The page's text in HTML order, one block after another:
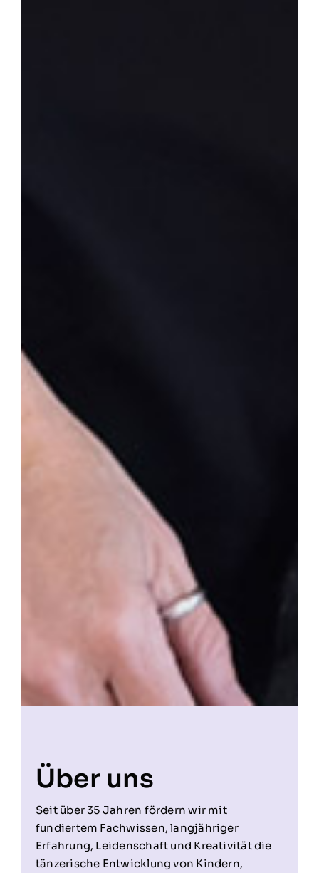
Über uns
Seit über 35 Jahren fördern wir mit
fundiertem Fachwissen, langjähriger
Erfahrung, Leidenschaft und Kreativität die
tänzerische Entwicklung von Kindern,